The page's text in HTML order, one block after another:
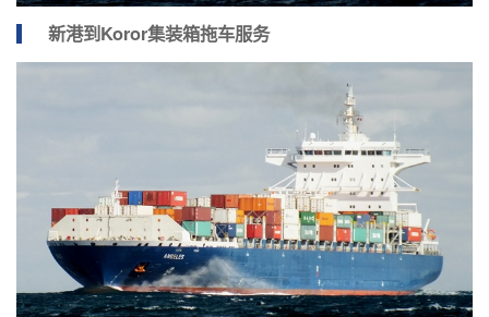
新港到Koror集装箱拖车服务